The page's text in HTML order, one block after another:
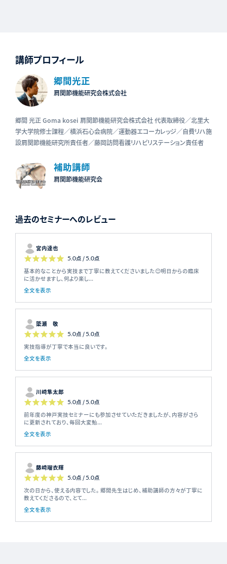
講師プロフィール
郷間光正
肩関節機能研究会株式会社
郷間 光正 Goma kosei 肩関節機能研究会株式会社 代表取締役／北里大
学大学院修士課程／横浜石心会病院／運動器エコーカレッジ／自費リハ施
設肩関節機能研究所責任者／藤岡訪問看護リハビリステーション責任者
補助講師
肩関節機能研究会
過去のセミナーへのレビュー
宮内達也
5.0点 /5.0点
基本的なことから実技まで丁寧に教えてくださいました😊明日からの臨床
に活かせますし、何より楽し...
全文を表示
簗瀬 敬
5.0点 /5.0点
実技指導が丁寧で本当に良いです。
全文を表示
川崎隼太郎
5.0点 /5.0点
前年度の神戸実技セミナーにも参加させていただきましたが、内容がさら
に更新されており、毎回大変勉...
全文を表示
藤崎瑠衣輝
5.0点 /5.0点
次の日から、使える内容でした。 郷間先生はじめ、補助講師の方々が丁寧に
教えてくださるので、とて...
全文を表示